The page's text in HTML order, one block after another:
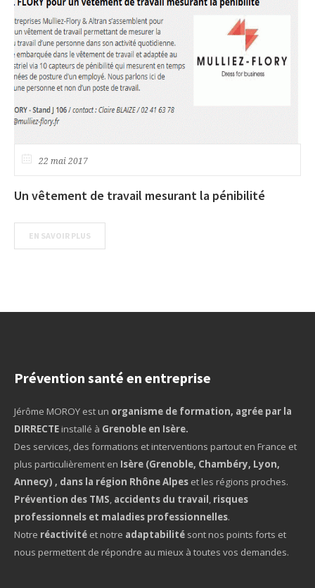
22 mai 2017
Un vêtement de travail mesurant la pénibilité
EN SAVOIR PLUS
Prévention santé en entreprise
Jérôme MOROY est un organisme de formation, agrée par la
DIRRECTE installé à Grenoble en Isère.
Des services, des formations et interventions partout en France et
plus particulièrement en Isère (Grenoble, Chambéry, Lyon,
Annecy) , dans la région Rhône Alpes et les régions proches.
Prévention des TMS, accidents du travail , risques
professionnels et maladies professionnelles.
Notre réactivité et notre adaptabilité sont nos points forts et
nous permettent de répondre au mieux à toutes vos demandes.